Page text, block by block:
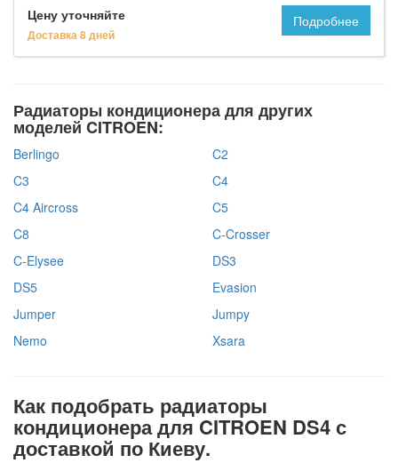
Цену уточняйте
Доставка 8 дней
Подробнее
Радиаторы кондиционера для других
моделей CITROEN:
Berlingo
C2
C3
C4
C4 Aircross
C5
C8
C-Crosser
C-Elysee
DS3
DS5
Evasion
Jumper
Jumpy
Nemo
Xsara
Как подобрать радиаторы
кондиционера для CITROEN DS4 с
доставкой по Киеву.